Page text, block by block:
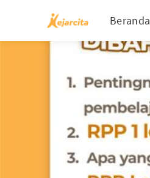
Beranda